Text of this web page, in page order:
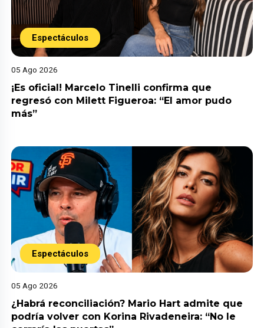
Espectáculos
05 Ago 2026
¡Es oficial! Marcelo Tinelli confirma que
regresó con Milett Figueroa: “El amor pudo
más”
Espectáculos
05 Ago 2026
¿Habrá reconciliación? Mario Hart admite que
podría volver con Korina Rivadeneira: “No le